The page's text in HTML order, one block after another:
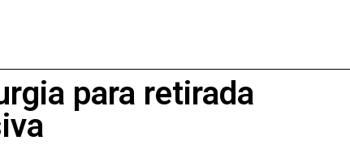
para retirada